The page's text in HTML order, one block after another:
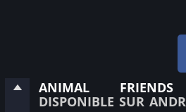
animal
disponible sur